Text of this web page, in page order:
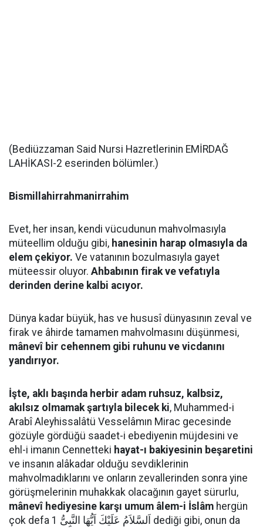
(Bediüzzaman Said Nursi Hazretlerinin EMİRDAĞ
LAHİKASI-2 eserinden bölümler.)
Bismillahirrahmanirrahim
Evet, her insan, kendi vücudunun mahvolmasıyla
müteellim olduğu gibi, hanesinin harap olmasıyla da
elem çekiyor. Ve vatanının bozulmasıyla gayet
müteessir oluyor. Ahbabının firak ve vefatıyla
derinden derine kalbi acıyor.
Dünya kadar büyük, has ve hususî dünyasının zeval ve
firak ve âhirde tamamen mahvolmasını düşünmesi,
mânevî bir cehennem gibi ruhunu ve vicdanını
yandırıyor.
İşte, aklı başında herbir adam ruhsuz, kalbsiz,
akılsız olmamak şartıyla bilecek ki, Muhammed-i
Arabî Aleyhissalâtü Vesselâmın Mirac gecesinde
gözüyle gördüğü saadet-i ebediyenin müjdesini ve
ehl-i imanın Cennetteki hayat-ı bakiyesinin beşaretini
ve insanın alâkadar olduğu sevdiklerinin
mahvolmadıklarını ve onların zevallerinden sonra yine
görüşmelerinin muhakkak olacağının gayet sürurlu,
mânevî hediyesine karşı umum âlem-i İslâm hergün
çok defa اَلسَّلاَمُ عَلَيْكَ اَيُّهَا النَّبِىُّ 1 dediği gibi, onun da